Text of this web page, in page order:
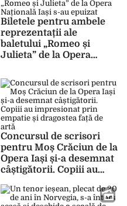
Biletele pentru ambele
reprezentații ale
baletului „Romeo și
Julieta” de la Opera
epuizat
Concursul de scrisori
pentru Moș Crăciun de la
Opera Iași și-a desemnat
câștigătorii. Copiii au
empatie și dragostea față
de artă